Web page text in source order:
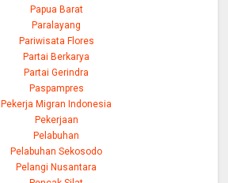
Papua Barat
Paralayang
Pariwisata Flores
Partai Berkarya
Partai Gerindra
Paspampres
Pekerja Migran Indonesia
Pekerjaan
Pelabuhan
Pelabuhan Sekosodo
Pelangi Nusantara